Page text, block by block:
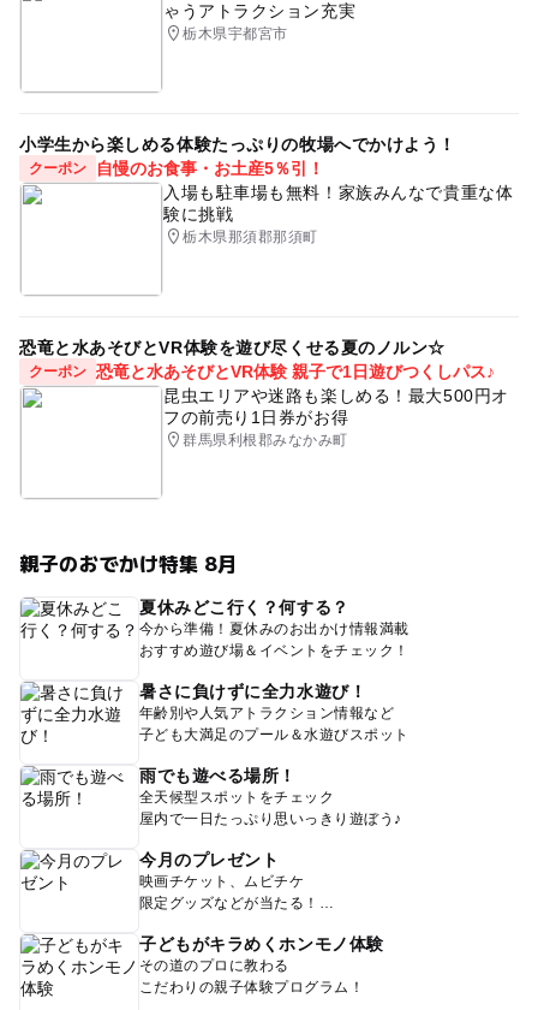
ゃうアトラクション充実
栃木県宇都宮市
小学生から楽しめる体験たっぷりの牧場へでかけよう！
クーポン
自慢のお食事・お土産5％引！
入場も駐車場も無料！家族みんなで貴重な体
験に挑戦
栃木県那須郡那須町
恐竜と水あそびとVR体験を遊び尽くせる夏のノルン☆
クーポン 恐竜と水あそびとVR体験 親子で1日遊びつくしパス♪
昆虫エリアや迷路も楽しめる！最大500円オ
フの前売り1日券がお得
群馬県利根郡みなかみ町
親子のおでかけ特集 8月
夏休みどこ行く？何する？
今から準備！夏休みのお出かけ情報満載
おすすめ遊び場＆イベントをチェック！
暑さに負けずに全力水遊び！
年齢別や人気アトラクション情報など
子ども大満足のプール＆水遊びスポット
雨でも遊べる場所！
全天候型スポットをチェック
屋内で一日たっぷり思いっきり遊ぼう♪
今月のプレゼント
映画チケット、ムビチケ
限定グッズなどが当たる！
子どもがキラめくホンモノ体験
その道のプロに教わる
こだわりの親子体験プログラム！